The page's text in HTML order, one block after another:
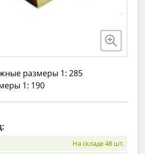
размеры 1: 285
1: 190
На складе 48 шт.